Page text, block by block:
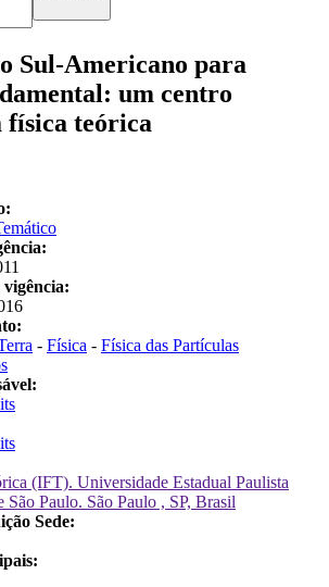
Sul-Americano para
um centro
física teórica
- Física - Física das Partículas
(IFT). Universidade Estadual Paulista
Paulo. São Paulo , SP, Brasil
Sede: